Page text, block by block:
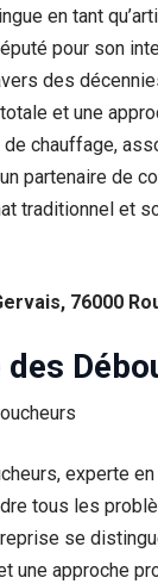
en tant
pour son
des
et une
chauffage,
partenaire de
traditionnel et
76000
experte
tous les
se
une approche